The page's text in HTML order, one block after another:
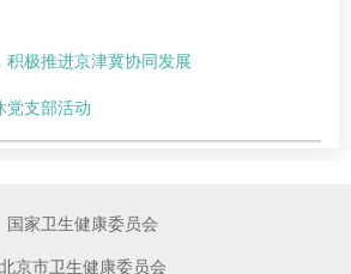
积极推进京津冀协同发展
党支部活动
国家卫生健康委员会
北京市卫生健康委员会